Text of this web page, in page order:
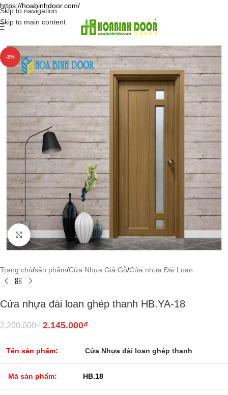
https://hoabinhdoor.com/
Skip to navigation
Skip to main content
-3%
Click to enlarge
Trang chủ/sản phẩm/Cửa Nhựa Giả Gỗ/Cửa nhựa Đài Loan
Cửa nhựa đài loan ghép thanh HB.YA-18
2.200.000₫ 2.145.000₫
Tên sản phẩm: Cửa Nhựa đài loan ghép thanh
Mã sản phẩm: HB.18